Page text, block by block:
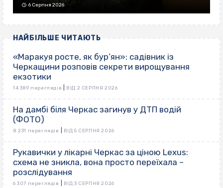
6 Серпня 2026
НАЙБІЛЬШЕ ЧИТАЮТЬ
«Маракуя росте, як бур’ян»: садівник із
Черкащини розповів секрети вирощування
екзотики
14 389 переглядів ВІД 2 СЕРПНЯ 2026
На дамбі біля Черкас загинув у ДТП водій
(ФОТО)
8 231 переглядів ВІД 5 СЕРПНЯ 2026
Рукавички у лікарні Черкас за ціною Lexus:
схема не зникла, вона просто переїхала –
розслідування
6 307 переглядів ВІД 3 СЕРПНЯ 2026